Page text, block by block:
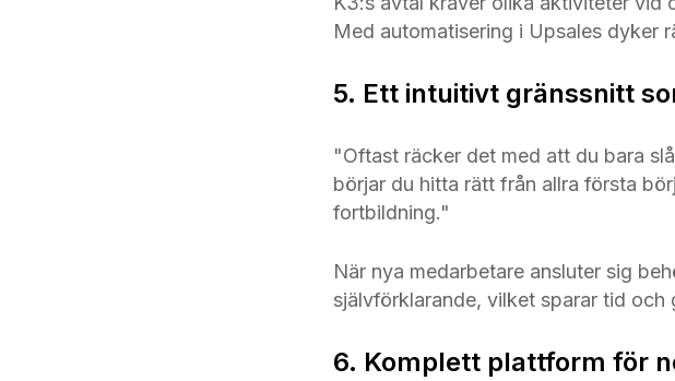
Med automatisering i Upsales dyker
5. Ett intuitivt gränssnitt
"Oftast räcker det med att du bara
börjar du hitta rätt från allra första
fortbildning."
När nya medarbetare ansluter sig
självförklarande, vilket sparar tid
6. Komplett plattform för